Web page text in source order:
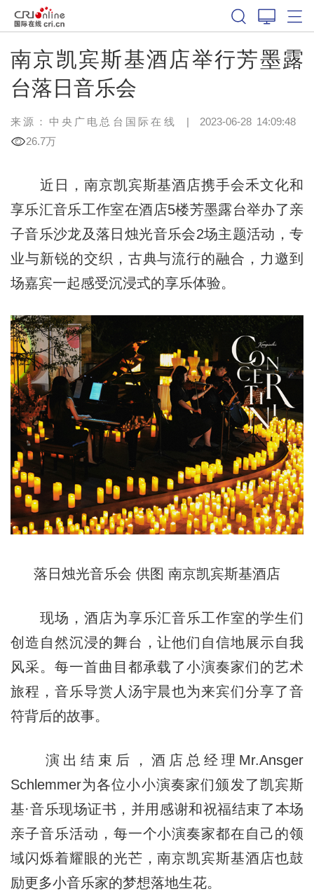
南京凯宾斯基酒店举行芳墨露
台落日音乐会
来源：中央广电总台国际在线 | 2023-06-28 14:09:48
26.7万
近日，南京凯宾斯基酒店携手会禾文化和
享乐汇音乐工作室在酒店5楼芳墨露台举办了亲
子音乐沙龙及落日烛光音乐会2场主题活动，专
业与新锐的交织，古典与流行的融合，力邀到
场嘉宾一起感受沉浸式的享乐体验。
落日烛光音乐会 供图 南京凯宾斯基酒店
现场，酒店为享乐汇音乐工作室的学生们
创造自然沉浸的舞台，让他们自信地展示自我
风采。每一首曲目都承载了小演奏家们的艺术
旅程，音乐导赏人汤宇晨也为来宾们分享了音
符背后的故事。
演出结束后，酒店总经理Mr.Ansger
Schlemmer为各位小小演奏家们颁发了凯宾斯
基·音乐现场证书，并用感谢和祝福结束了本场
亲子音乐活动，每一个小演奏家都在自己的领
域闪烁着耀眼的光芒，南京凯宾斯基酒店也鼓
励更多小音乐家的梦想落地生花。